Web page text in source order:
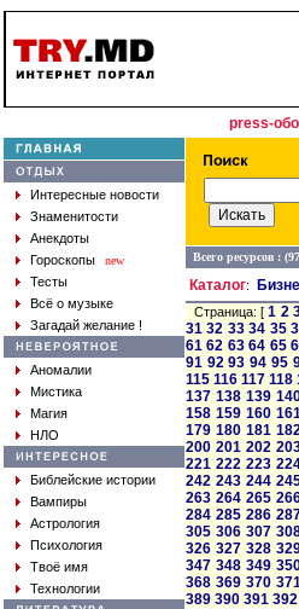
press-
Интересные новости
Знаменитости
Анекдоты
Гороскопы
new
Тесты
Всё о музыке
Загадай желание !
Аномалии
Мистика
Магия
НЛО
Библейские истории
Вампиры
Астрология
Психология
Твоё имя
Технологии
Всего ресурсов :
Каталог:
Страница: [1 2
31 32 33 34 35
61 62 63 64 65
91 92 93 94 95
115 116 117 118
137 138 139
158 159 160
179 180 181
200 201 202
221 222 223
242 243 244
263 264 265
284 285 286
305 306 307
326 327 328
347 348 349
368 369 370
389 390 391 392